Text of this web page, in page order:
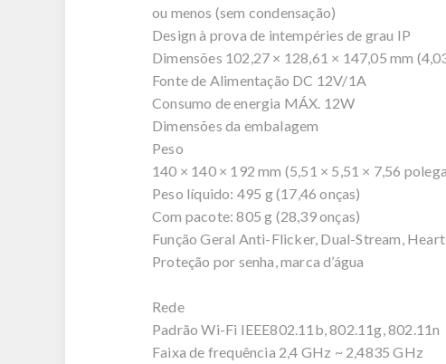
ou menos (sem condensação)
Design à prova de intempéries de grau IP
Dimensões 102,27 × 128,61 × 147,05 mm
Fonte de Alimentação DC 12V/1A
Consumo de energia MÁX. 12W
Dimensões da embalagem
Peso
140 × 140 × 192 mm (5,51 × 5,51 × 7,56
Peso líquido: 495 g (17,46 onças)
Com pacote: 805 g (28,39 onças)
Função Geral Anti-Flicker, Dual-Stream,
Proteção por senha, marca d’água
Rede
Padrão Wi-Fi IEEE802.11b, 802.11g, 802.11n
Faixa de frequência 2,4 GHz ~ 2,4835 GHz